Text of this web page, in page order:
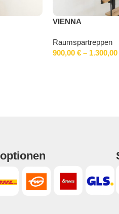
VIENNA
Raumspartreppen
900,00€ –